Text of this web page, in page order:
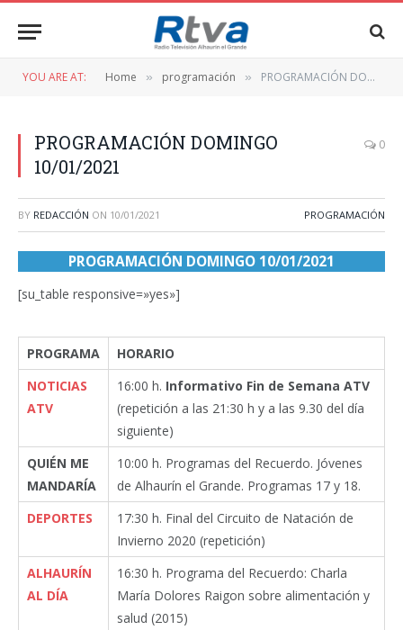
YOU ARE AT: Home » programación » PROGRAMACIÓN DOMINGO 10/01/2021
PROGRAMACIÓN DOMINGO
10/01/2021
0
BY REDACCIÓN ON 10/01/2021 PROGRAMACIÓN
PROGRAMACIÓN DOMINGO 10/01/2021
[su_table responsive=»yes»]
PROGRAMA
HORARIO
NOTICIAS
ATV
16:00 h. Informativo Fin de Semana ATV
(repetición a las 21:30 h y a las 9.30 del día
siguiente)
QUIÉN ME
MANDARÍA
10:00 h. Programas del Recuerdo. Jóvenes
de Alhaurín el Grande. Programas 17 y 18.
DEPORTES
17:30 h. Final del Circuito de Natación de
Invierno 2020 (repetición)
ALHAURÍN
AL DÍA
16:30 h. Programa del Recuerdo: Charla
María Dolores Raigon sobre alimentación y
salud (2015)